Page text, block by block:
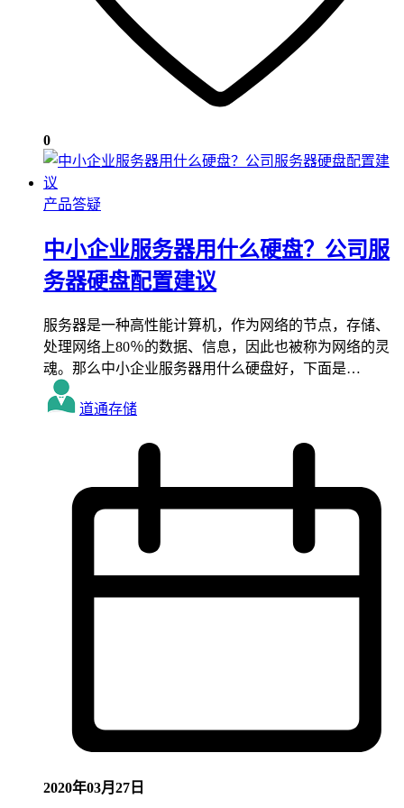
0
产品答疑
中小企业服务器用什么硬盘？公司服
务器硬盘配置建议
服务器是一种高性能计算机，作为网络的节点，存储、
处理网络上80％的数据、信息，因此也被称为网络的灵
魂。那么中小企业服务器用什么硬盘好，下面是…
道通存储
2020年03月27日